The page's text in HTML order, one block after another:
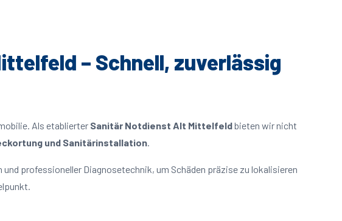
– Schnell, zuverlässig
Als etablierter Sanitär Notdienst Alt Mittelfeldbieten wir nicht
und Sanitärinstallation.
professioneller Diagnosetechnik, um Schäden präzise zu lokalisieren